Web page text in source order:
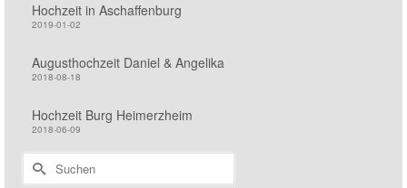
Hochzeit in Aschaffenburg
2019-01-02
Augusthochzeit Daniel & Angelika
2018-08-18
Hochzeit Burg Heimerzheim
2018-06-09
Suchen
nach: